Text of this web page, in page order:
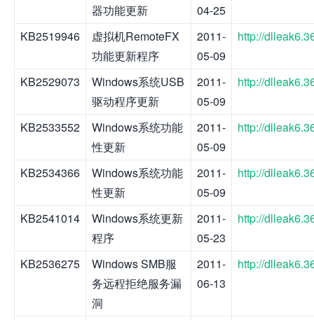
器功能更新
04-25
KB2519946
虚拟机RemoteFX
功能更新程序
2011-
05-09
http://
KB2529073
Windows系统USB
驱动程序更新
2011-
05-09
http://
KB2533552
Windows系统功能
性更新
2011-
05-09
http://
KB2534366
Windows系统功能
性更新
2011-
05-09
http://
KB2541014
Windows系统更新
程序
2011-
05-23
http://
KB2536275
Windows SMB服
务远程拒绝服务漏
洞
2011-
06-13
http://